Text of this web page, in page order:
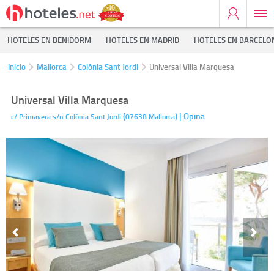
HOTELES EN BENIDORM HOTELES EN MADRID HOTELES EN
Inicio Mallorca Colónia Sant Jordi Universal Villa Marquesa
Universal Villa Marquesa
c/ Primavera s/n Colónia Sant Jordi (07638 Mallorca) | Opina